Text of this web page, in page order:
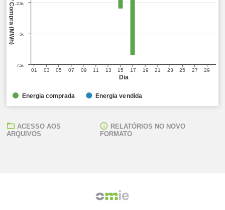
Dia
01 03 05 07 09 11 13 15 17 19 21 23 25 27 29
-7,5k
-5k
-2,5k
Energia comprada Energia vendida
ACESSO AOS
ARQUIVOS
RELATÓRIOS NO NOVO
FORMATO